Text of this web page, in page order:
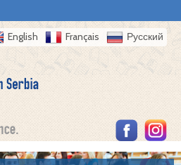
English Français Русский